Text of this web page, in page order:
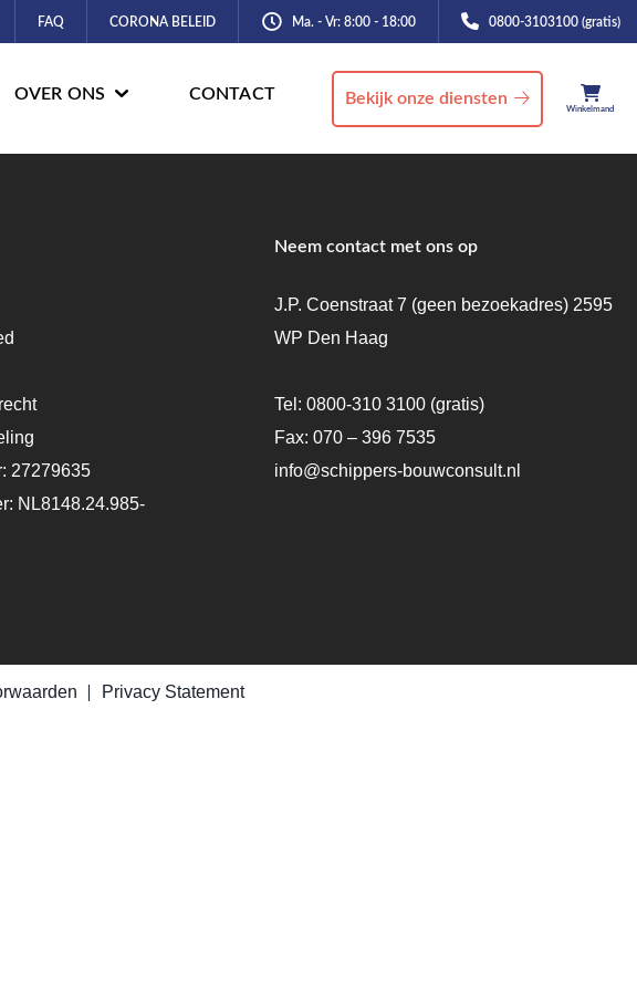
FAQ CORONA BELEID Ma. - Vr: 8:00 - 18:00 0800-3103100 (gratis)
OVER ONS CONTACT
Winkelmand
Bekijk onze diensten
27279635
NL8148.24.985-
Neem contact met ons op
J.P. Coenstraat 7 (geen bezoekadres) 2595
WP Den Haag
Tel: 0800-310 3100(gratis)
Fax: 070 – 396 7535
info@schippers-bouwconsult.nl
Privacy Statement